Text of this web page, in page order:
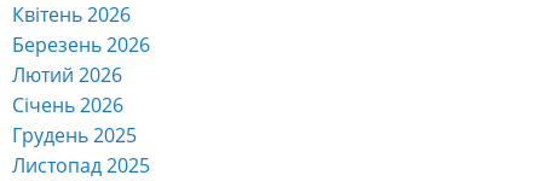
Квітень 2026
Березень 2026
Лютий 2026
Січень 2026
Грудень 2025
Листопад 2025